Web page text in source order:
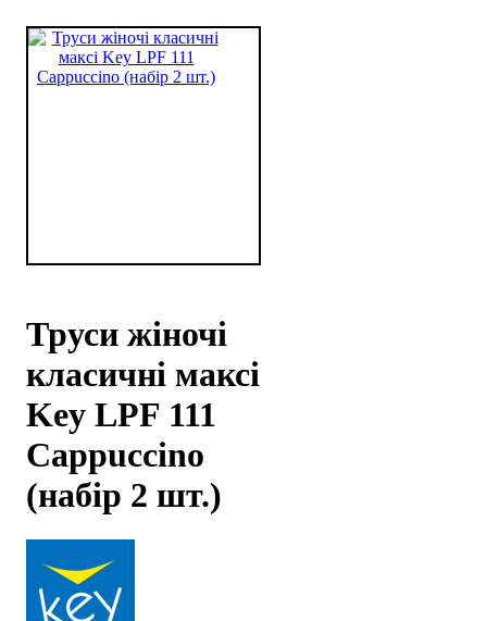
Труси жіночі
класичні максі
Key LPF 111
Cappuccino
(набір 2 шт.)